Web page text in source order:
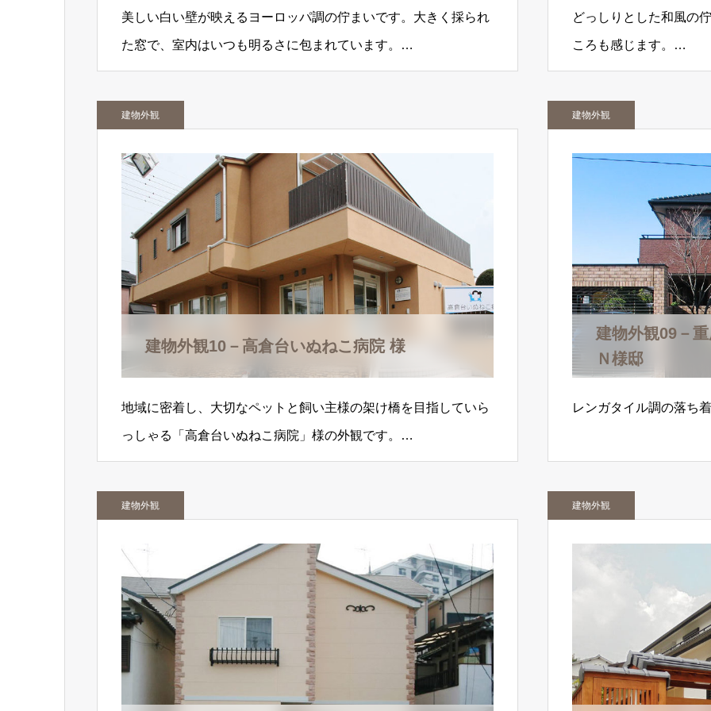
美しい白い壁が映えるヨーロッパ調の佇まいです。大きく採られ
た窓で、室内はいつも明るさに包まれています。…
どっしりとした和風の
ころも感じます。…
建物外観
建物外観10－高倉台いぬねこ病院 様
地域に密着し、大切なペットと飼い主様の架け橋を目指していら
っしゃる「高倉台いぬねこ病院」様の外観です。…
建物外観
建物外観09－
Ｎ様邸
レンガタイル調の落ち
建物外観 建物外観